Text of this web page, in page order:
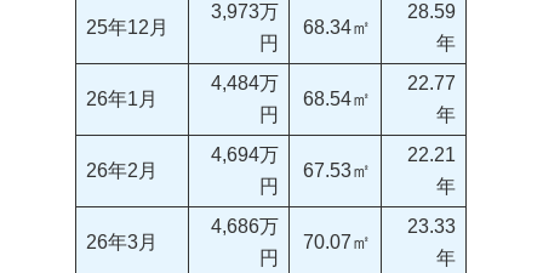
25年12月
3,973万
円
68.34㎡
28.59
年
26年1月
4,484万
円
68.54㎡
22.77
年
26年2月
4,694万
円
67.53㎡
22.21
年
26年3月
4,686万
円
70.07㎡
23.33
年